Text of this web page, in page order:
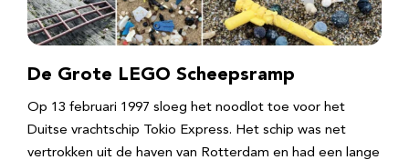
De Grote LEGO Scheepsramp
Op 13 februari 1997 sloeg het noodlot toe voor het
Duitse vrachtschip Tokio Express. Het schip was net
vertrokken uit de haven van Rotterdam en had een lange